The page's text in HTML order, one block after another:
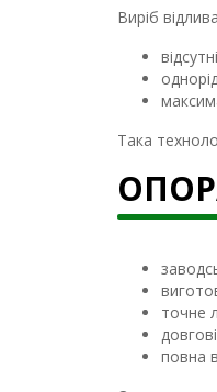
Виріб
Така
точне
повна